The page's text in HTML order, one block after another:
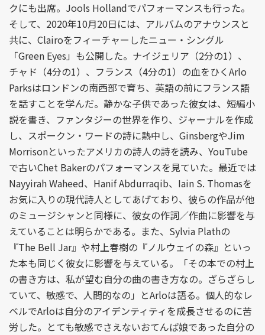
クにも出席。Jools Hollandでパフォーマンスも行った。
そして、2020年10月20日には、アルバムのアナウンスと
共に、Clairoをフィーチャーしたニュー・シングル
「Green Eyes」も公開した。ナイジェリア（2分の1）、
チャド（4分の1）、フランス（4分の1）の血をひくArlo
Parksはロンドンの南西部で育ち、英語の前にフランス語
を話すことを学んだ。静かな子供であった彼女は、短編小
説を書き、ファンタジーの世界を作り、ジャーナルを作成
し、スポークン・ワードの詩に熱中し、GinsbergやJim
Morrisonといったアメリカの詩人の詩を読み、YouTube
で古いChet Bakerのパフォーマンスを見ていた。最近では
Nayyirah Waheed、Hanif Abdurraqib、Iain S. Thomasを
お気に入りの現代詩人としてあげており、彼らの作品が他
のミュージシャンと同様に、彼女の作詞／作曲に影響を与
えていることは明らかである。また、Sylvia Plathの
『The Bell Jar』や村上春樹の『ノルウェイの森』といっ
た本も同じく彼女に影響を与えている。「その本での村上
の書き方は、私が望む自分の曲の書き方なの。ざらざらし
ていて、敏感で、人間的なの」とArloは語る。個人的なレ
ベルでArloは自分のアイデンティティを成長させるのに苦
労した。とても敏感でさえないおてんば娘であった自分の